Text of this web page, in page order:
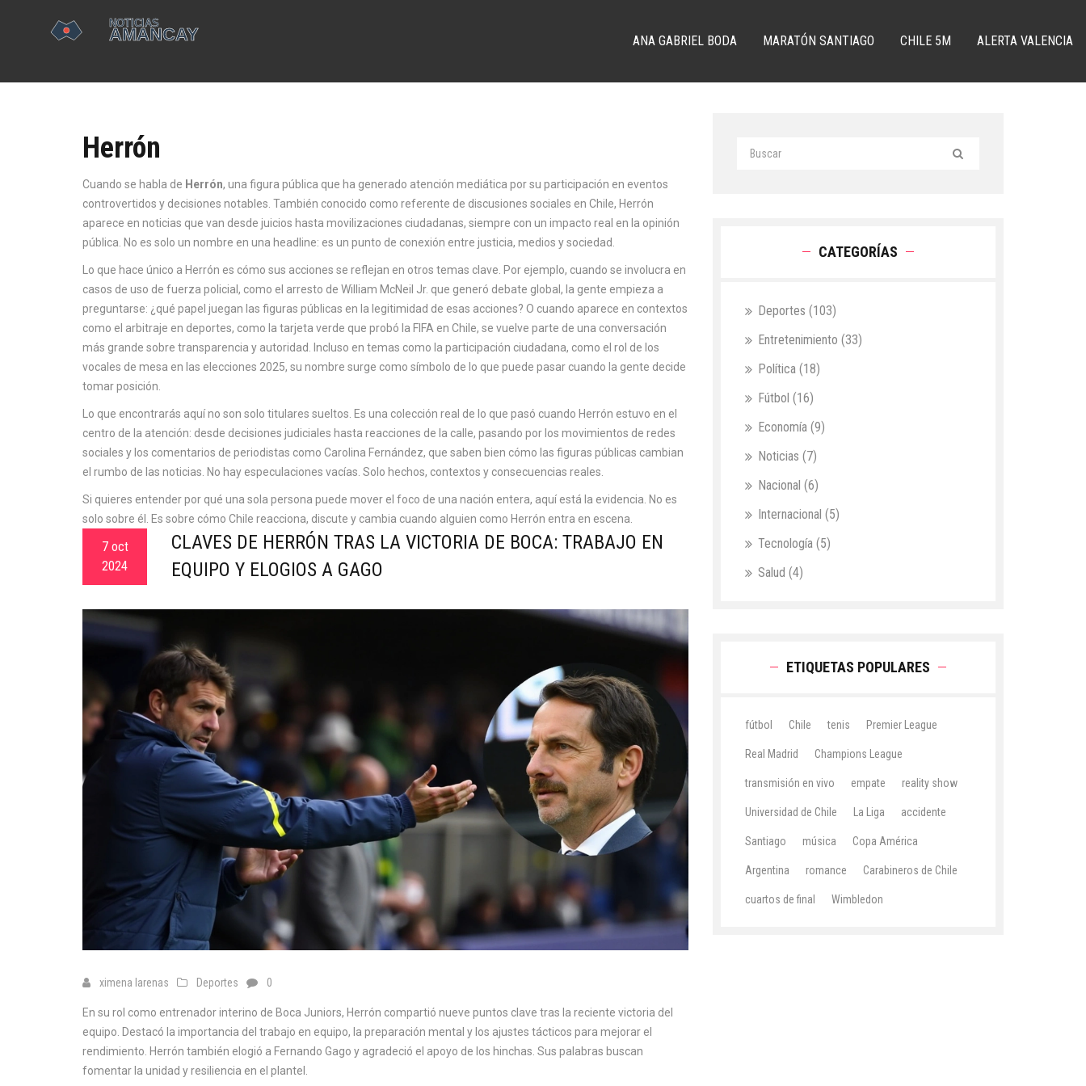
ANA GABRIEL BODA MARATÓN SANTIAGO CHILE 5M ALERTA VALENCIA
Herrón
Cuando se habla de Herrón, una figura pública que ha generado atención mediática por su participación en eventos
controvertidos y decisiones notables . También conocido como referente de discusiones sociales en Chile, Herrón
aparece en noticias que van desde juicios hasta movilizaciones ciudadanas, siempre con un impacto real en la opinión
pública. No es solo un nombre en una headline: es un punto de conexión entre justicia, medios y sociedad.
Lo que hace único a Herrón es cómo sus acciones se reflejan en otros temas clave. Por ejemplo, cuando se involucra en
casos de uso de fuerza policial , como el arresto de William McNeil Jr. que generó debate global , la gente empieza a
preguntarse: ¿qué papel juegan las figuras públicas en la legitimidad de esas acciones? O cuando aparece en contextos
como el arbitraje en deportes, como la tarjeta verde que probó la FIFA en Chile, se vuelve parte de una conversación
más grande sobre transparencia y autoridad. Incluso en temas como la participación ciudadana, como el rol de los
vocales de mesa en las elecciones 2025, su nombre surge como símbolo de lo que puede pasar cuando la gente decide
tomar posición.
Lo que encontrarás aquí no son solo titulares sueltos. Es una colección real de lo que pasó cuando Herrón estuvo en el
centro de la atención: desde decisiones judiciales hasta reacciones de la calle, pasando por los movimientos de redes
sociales y los comentarios de periodistas como Carolina Fernández, que saben bien cómo las figuras públicas cambian
el rumbo de las noticias. No hay especulaciones vacías. Solo hechos, contextos y consecuencias reales.
Si quieres entender por qué una sola persona puede mover el foco de una nación entera, aquí está la evidencia. No es
solo sobre él. Es sobre cómo Chile reacciona, discute y cambia cuando alguien como Herrón entra en escena.
7 oct
2024
CLAVES DE HERRÓN TRAS LA VICTORIA DE BOCA: TRABAJO EN
EQUIPO Y ELOGIOS A GAGO
ximena larenas Deportes 0
En su rol como entrenador interino de Boca Juniors, Herrón compartió nueve puntos clave tras la reciente victoria del
equipo. Destacó la importancia del trabajo en equipo, la preparación mental y los ajustes tácticos para mejorar el
rendimiento. Herrón también elogió a Fernando Gago y agradeció el apoyo de los hinchas. Sus palabras buscan
fomentar la unidad y resiliencia en el plantel.
CATEGORÍAS
Deportes (103)
Entretenimiento (33)
Política (18)
Fútbol (16)
Economía (9)
Noticias (7)
Nacional (6)
Internacional (5)
Tecnología (5)
Salud (4)
ETIQUETAS POPULARES
fútbol Chile tenis Premier League
Real Madrid Champions League
transmisión en vivo empate reality show
Universidad de Chile La Liga accidente
Santiago música Copa América
Argentina romance Carabineros de Chile
cuartos de final Wimbledon